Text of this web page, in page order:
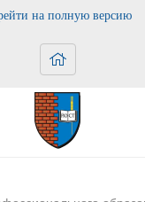
на полную версию